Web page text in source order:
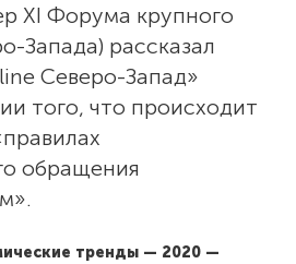
XI Форума крупного
Запада) рассказал
Северо-Запад»
того, что происходит
обращения
тренды — 2020 —